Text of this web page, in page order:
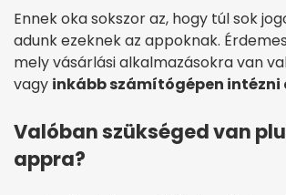
Ennek oka sokszor az, hogy túl sok
adunk ezeknek az appoknak.
mely vásárlási alkalmazásokra van
vagy inkább számítógépen intézni
Valóban szükséged van
appra?